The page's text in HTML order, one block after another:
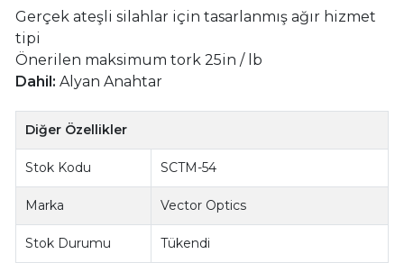
Gerçek ateşli silahlar için tasarlanmış ağır hizmet
tipi
Önerilen maksimum tork 25in / lb
Dahil: Alyan Anahtar
Diğer Özellikler
Stok Kodu SCTM-54
Marka Vector Optics
Stok Durumu Tükendi